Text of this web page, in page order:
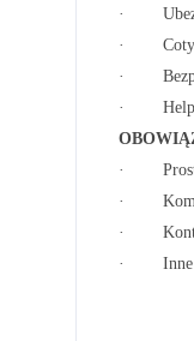
·
·
·
·
· Proste
·
·
· Inne